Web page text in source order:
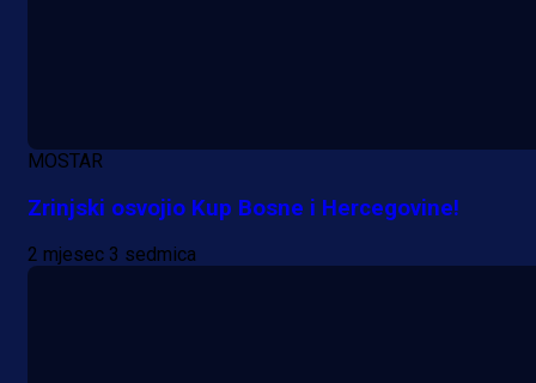
prvenstva!
13 h 41 min
MOSTAR
Zrinjski osvojio Kup Bosne i Hercegovine!
2 mjesec 3 sedmica